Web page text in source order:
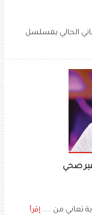
الحالي بمسلسل
صحي
تعاني من ..... إقرأ